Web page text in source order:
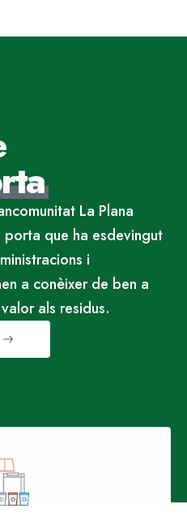
La Plana
que ha esdevingut
i
a conèixer de ben a
als residus.